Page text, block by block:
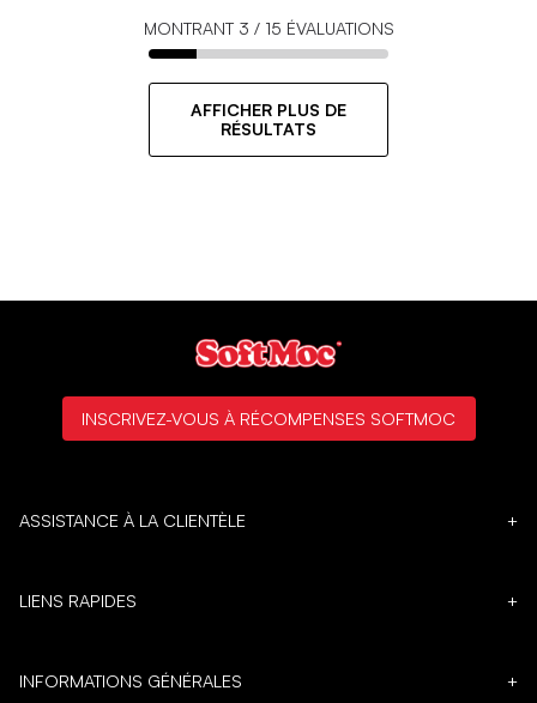
MONTRANT 3 / 15 ÉVALUATIONS
AFFICHER PLUS DE
RÉSULTATS
ASSISTANCE À LA CLIENTÈLE +
LIENS RAPIDES +
INFORMATIONS GÉNÉRALES +
INSCRIVEZ-VOUS À RÉCOMPENSES SOFTMOC